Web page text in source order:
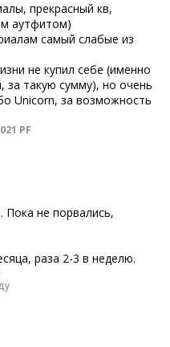
прекрасный кв,
аутфитом)
самый слабые из
не купил себе (именно
за такую сумму), но очень
Unicorn, за возможность
PF
Пока не порвались,
раза 2-3 в неделю.